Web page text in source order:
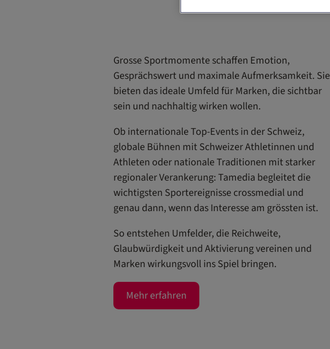
Grosse Sportmomente schaffen Emotion,
Gesprächswert und maximale Aufmerksamkeit. Sie
bieten das ideale Umfeld für Marken, die sichtbar
sein und nachhaltig wirken wollen.
Ob internationale Top-Events in der Schweiz,
globale Bühnen mit Schweizer Athletinnen und
Athleten oder nationale Traditionen mit starker
regionaler Verankerung: Tamedia begleitet die
wichtigsten Sportereignisse crossmedial und
genau dann, wenn das Interesse am grössten ist.
So entstehen Umfelder, die Reichweite,
Glaubwürdigkeit und Aktivierung vereinen und
Marken wirkungsvoll ins Spiel bringen.
Mehr erfahren